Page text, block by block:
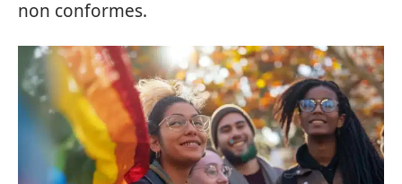
non conformes.